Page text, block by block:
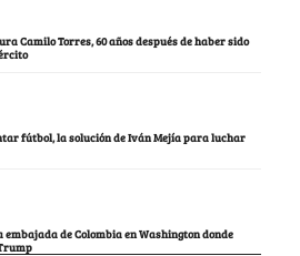
Camilo Torres, 60 años después de haber sido
fútbol, la solución de Iván Mejía para luchar
embajada de Colombia en Washington donde